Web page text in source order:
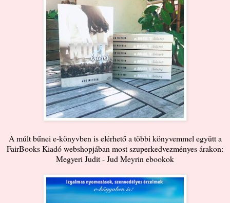
A múlt bűnei e-könyvben is elérhető a többi könyvemmel együtt a
FairBooks Kiadó webshopjában most szuperkedvezményes árakon:
Megyeri Judit - Jud Meyrin ebookok